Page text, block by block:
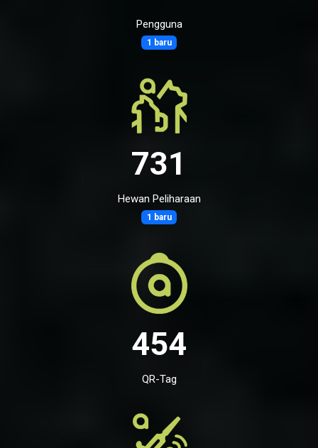
Pengguna
1 baru
731
Hewan Peliharaan
1 baru
454
QR-Tag